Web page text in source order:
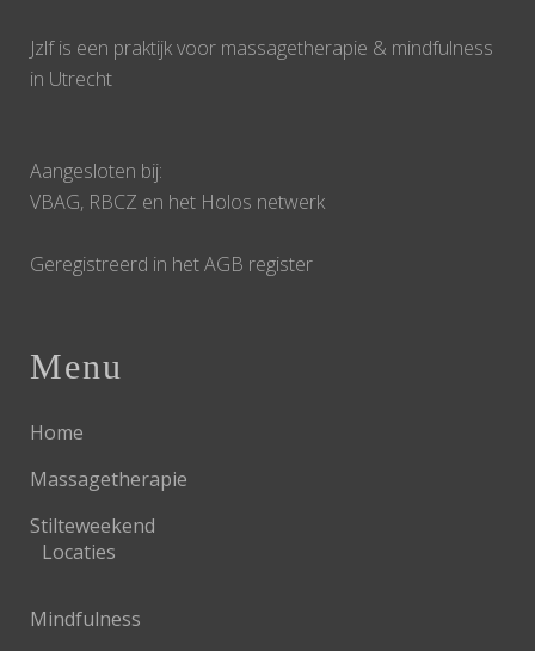
Jzlf is een praktijk voor massagetherapie & mindfulness
in Utrecht
Aangesloten bij:
VBAG, RBCZ en het Holos netwerk
Geregistreerd in het AGB register
Menu
Home
Massagetherapie
Stilteweekend
Locaties
Mindfulness